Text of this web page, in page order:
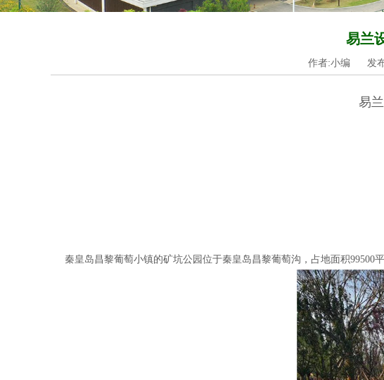
易兰
作者:小编 发
易
秦皇岛昌黎葡萄小镇的矿坑公园位于秦皇岛昌黎葡萄沟，占地面积99500